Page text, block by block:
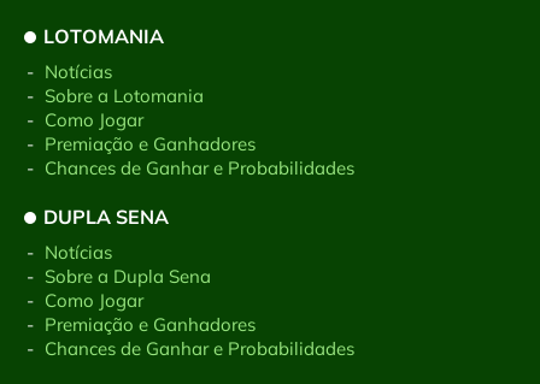
LOTOMANIA
- Notícias
- Sobre a Lotomania
- Como Jogar
- Premiação e Ganhadores
- Chances de Ganhar e Probabilidades
DUPLA SENA
- Notícias
- Sobre a Dupla Sena
- Como Jogar
- Premiação e Ganhadores
- Chances de Ganhar e Probabilidades